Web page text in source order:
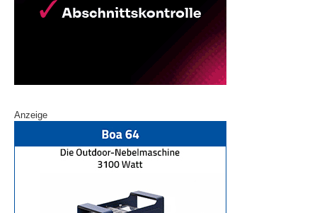
Anzeige